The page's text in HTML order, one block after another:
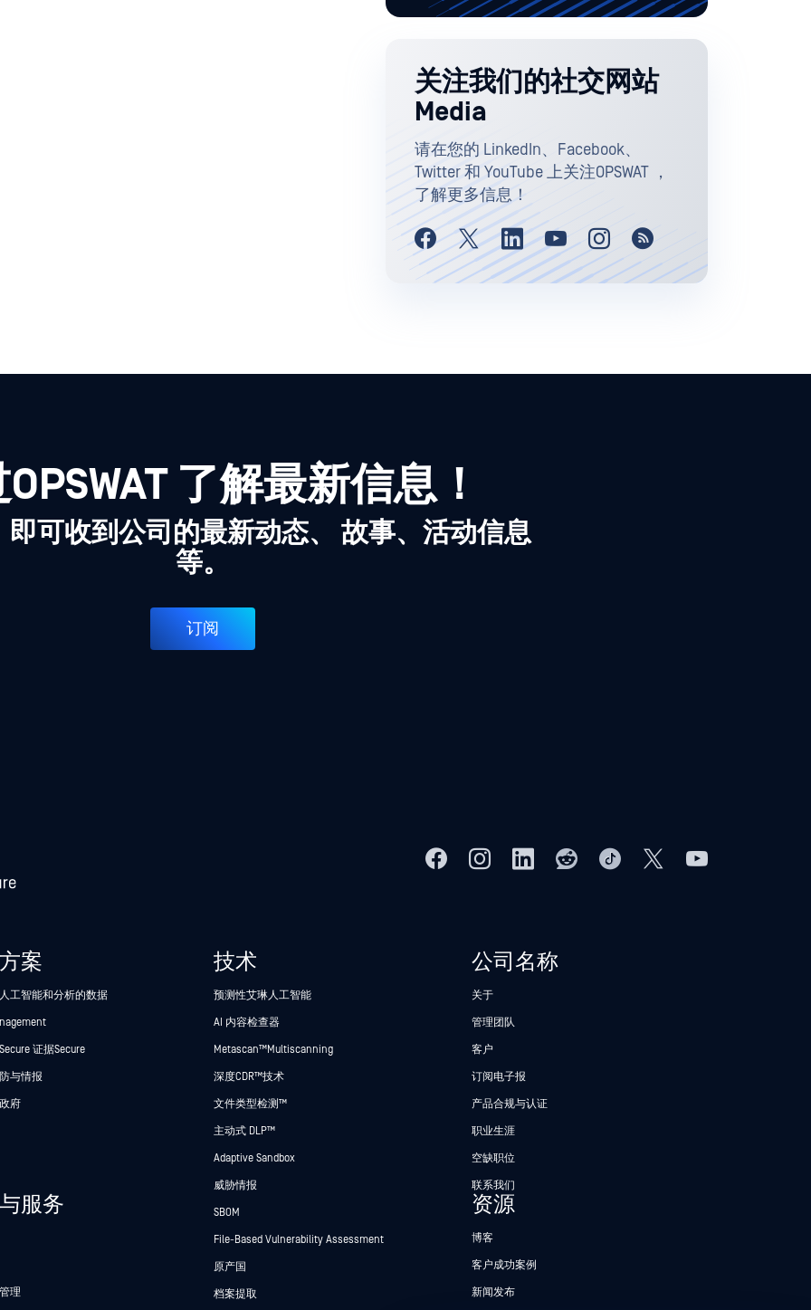
关注我们的社交网站
Media
请在您的 LinkedIn、Facebook、
Twitter 和 YouTube 上关注OPSWAT ，
了解更多信息！
了解最新信息！
即可收到公司的最新动态、 故事、活动信息
等。
订阅
案
工智能和分析的数据
证据Secure
与情报
府
服务
理
技术
预测性艾琳人工智能
AI 内容检查器
Metascan™ Multiscanning
深度CDR™技术
文件类型检测™
主动式 DLP™
Adaptive Sandbox
威胁情报
SBOM
File-Based Vulnerability Assessment
原产国
档案提取
公司名称
关于
管理团队
客户
订阅电子报
产品合规与认证
职业生涯
空缺职位
联系我们
资源
博客
客户成功案例
新闻发布